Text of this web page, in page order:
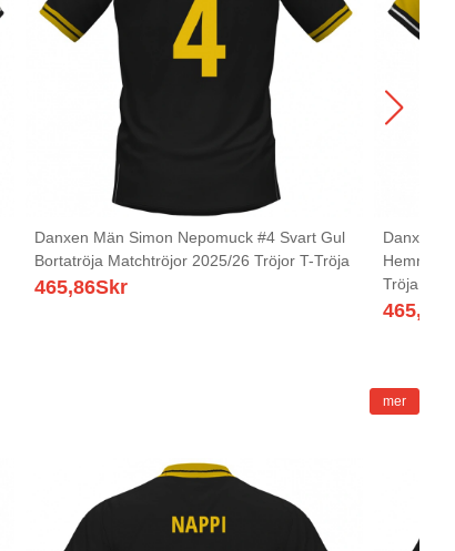
Danxen Män Simon Nepomuck #4 Svart Gul
Bortatröja Matchtröjor 2025/26 Tröjor T-Tröja
465,86Skr
Danxen
Tröja
465,86
mer